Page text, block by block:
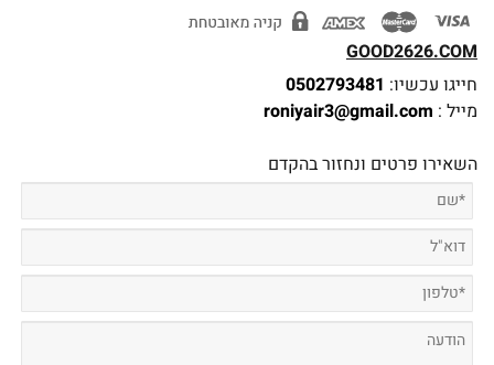
GOOD2626.COM
חייגו עכשיו: 0502793481
מייל : roniyair3@gmail.com
השאירו פרטים ונחזור בהקדם